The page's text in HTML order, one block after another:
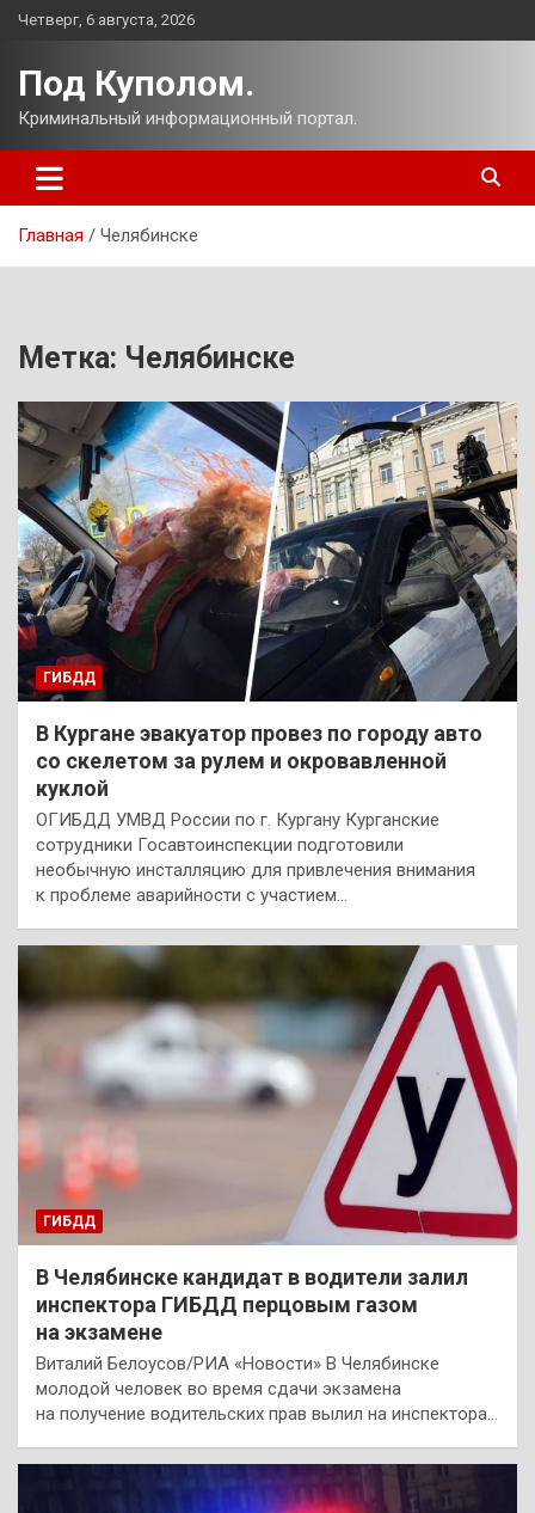
Перейти
Четверг, 6 августа, 2026
Под Куполом.
Криминальный информационный портал.
Главная Челябинске
Метка: Челябинске
ГИБДД
В Кургане эвакуатор провез по городу авто
со скелетом за рулем и окровавленной
куклой
ОГИБДД УМВД России по г. Кургану Курганские
сотрудники Госавтоинспекции подготовили
необычную инсталляцию для привлечения внимания
к проблеме аварийности с участием…
ГИБДД
В Челябинске кандидат в водители залил
инспектора ГИБДД перцовым газом
на экзамене
Виталий Белоусов/РИА «Новости» В Челябинске
молодой человек во время сдачи экзамена
на получение водительских прав вылил на инспектора…